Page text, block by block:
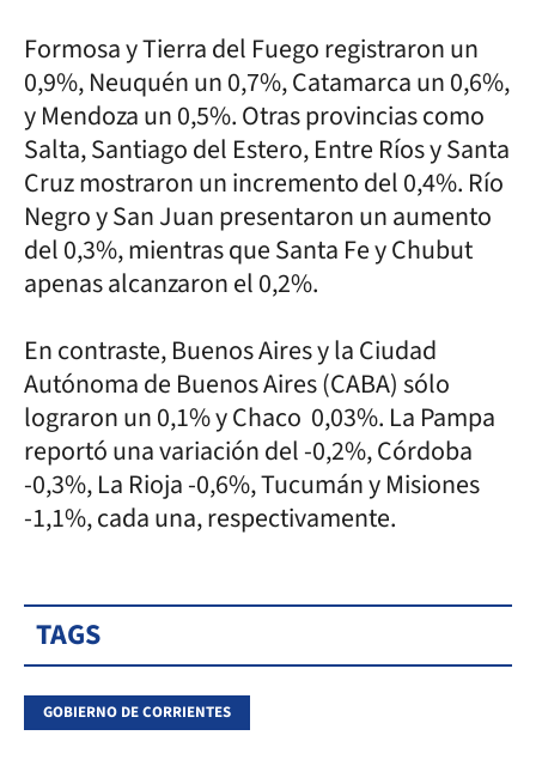
Formosa y Tierra del Fuego registraron un
0,9%, Neuquén un 0,7%, Catamarca un 0,6%,
y Mendoza un 0,5%. Otras provincias como
Salta, Santiago del Estero, Entre Ríos y Santa
Cruz mostraron un incremento del 0,4%. Río
Negro y San Juan presentaron un aumento
del 0,3%, mientras que Santa Fe y Chubut
apenas alcanzaron el 0,2%.
En contraste, Buenos Aires y la Ciudad
Autónoma de Buenos Aires (CABA) sólo
lograron un 0,1% y Chaco 0,03%. La Pampa
reportó una variación del -0,2%, Córdoba
-0,3%, La Rioja -0,6%, Tucumán y Misiones
-1,1%, cada una, respectivamente.
TAGS
GOBIERNO DE CORRIENTES